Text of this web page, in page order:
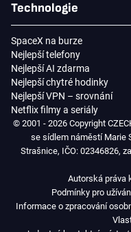
Technologie
SpaceX na burze
Nejlepší telefony
Nejlepší AI zdarma
Nejlepší chytré hodinky
Nejlepší VPN – srovnání
Netflix filmy a seriály
© 2001 - 2026 Copyright
se sídlem náměstí Marie
Strašnice, IČO: 02346826,
Autorská práva
Podmínky pro
Informace o zpracování